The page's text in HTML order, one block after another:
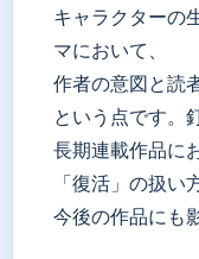
キャラクターの
マにおいて、
作者の意図と読
という点です。
長期連載作品に
「復活」の扱い
今後の作品にも